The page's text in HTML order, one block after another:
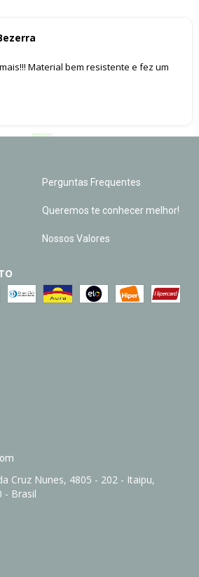
Material bem resistente e fez um
Perguntas Frequentes
Queremos te conhecer melhor!
Nossos Valores
Cruz Nunes, 4805 - 202 - Itaipu,
- Brasil